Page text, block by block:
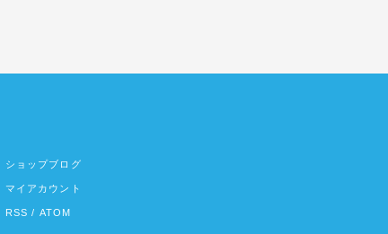
ショップブログ
マイアカウント
RSS / ATOM